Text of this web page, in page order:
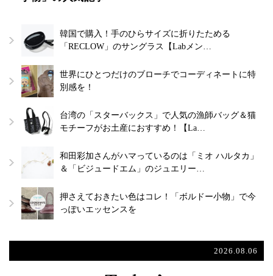
韓国で購入！手のひらサイズに折りたためる
「RECLOW」のサングラス【Labメン…
世界にひとつだけのブローチでコーディネートに特
別感を！
台湾の「スターバックス」で人気の漁師バッグ＆猫
モチーフがお土産におすすめ！【La…
和田彩加さんがハマっているのは「ミオ ハルタカ」
＆「ビジュードエム」のジュエリー…
押さえておきたい色はコレ！「ボルドー小物」で今
っぽいエッセンスを
2026.08.06